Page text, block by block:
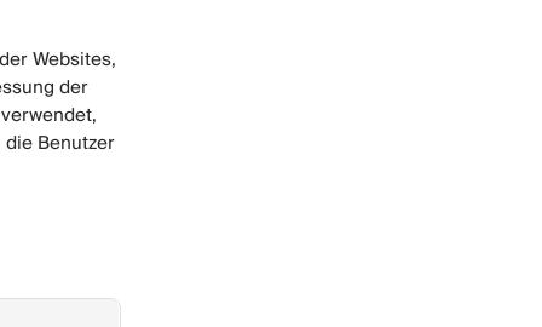
Websites,
der
Benutzer